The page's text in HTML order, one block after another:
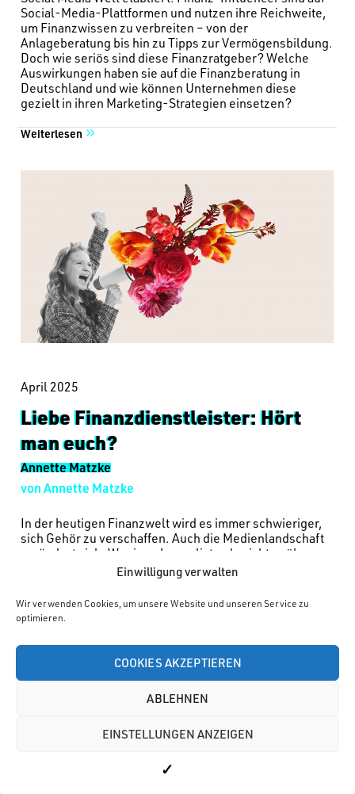
Einwilligung verwalten
Wir verwenden Cookies, um unsere Website und unseren Service zu
optimieren.
COOKIES AKZEPTIEREN
ABLEHNEN
EINSTELLUNGEN ANZEIGEN
Social-Media-Plattformen und nutzen ihre Reichweite,
um Finanzwissen zu verbreiten – von der
Anlageberatung bis hin zu Tipps zur Vermögensbildung.
Doch wie seriös sind diese Finanzratgeber? Welche
Auswirkungen haben sie auf die Finanzberatung in
Deutschland und wie können Unternehmen diese
gezielt in ihren Marketing-Strategien einsetzen?
Weiterlesen
April 2025
Liebe Finanzdienstleister: Hört
man euch?
In der heutigen Finanzwelt wird es immer schwieriger,
sich Gehör zu verschaffen. Auch die Medienlandschaft
verändert sich: Weniger Journalisten berichten über
mehr Themen, die Digitalisierung verschärft den
Wettbewerb um Aufmerksamkeit und KI-generierte
Inhalte erschweren die Differenzierung.
von Annette Matzke
Annette Matzke
Impressum Datenschutz